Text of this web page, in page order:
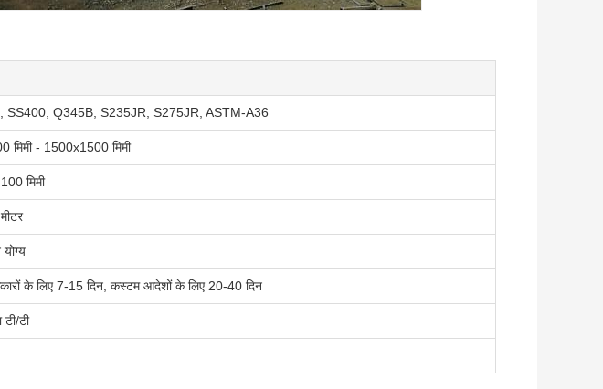
SS400, Q345B, S235JR, S275JR, ASTM-A36
मिमी - 1500x1500 मिमी
मिमी
के लिए 7-15 दिन, कस्टम आदेशों के लिए 20-40 दिन
टी/टी